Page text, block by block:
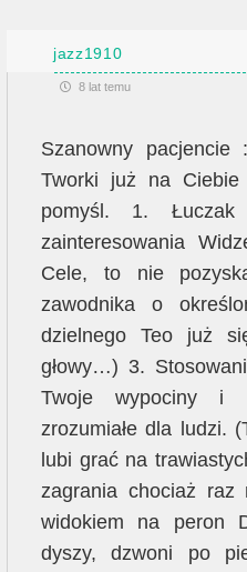
jazz1910
8 lat temu
Szanowny pacjencie
Tworki już na
pomyśl. 1.
zainteresowania
Cele, to nie
zawodnika o
dzielnego Teo już
głowy…) 3.
Twoje wypociny i
zrozumiałe dla ludzi.
lubi grać na
zagrania chociaż raz
widokiem na peron
dyszy, dzwoni po